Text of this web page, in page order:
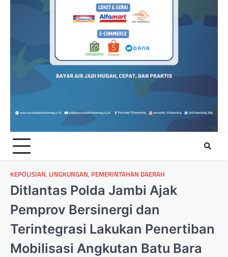
KEPOLISIAN, LINGKUNGAN, PEMERINTAHAN DAERAH
Ditlantas Polda Jambi Ajak
Pemprov Bersinergi dan
Terintegrasi Lakukan Penertiban
Mobilisasi Angkutan Batu Bara